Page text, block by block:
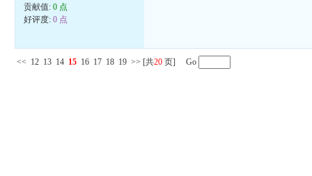
贡献值:0 点
好评度:0 点
<< 12 13 14 15 16 17 18 19 >> [共20 页] Go